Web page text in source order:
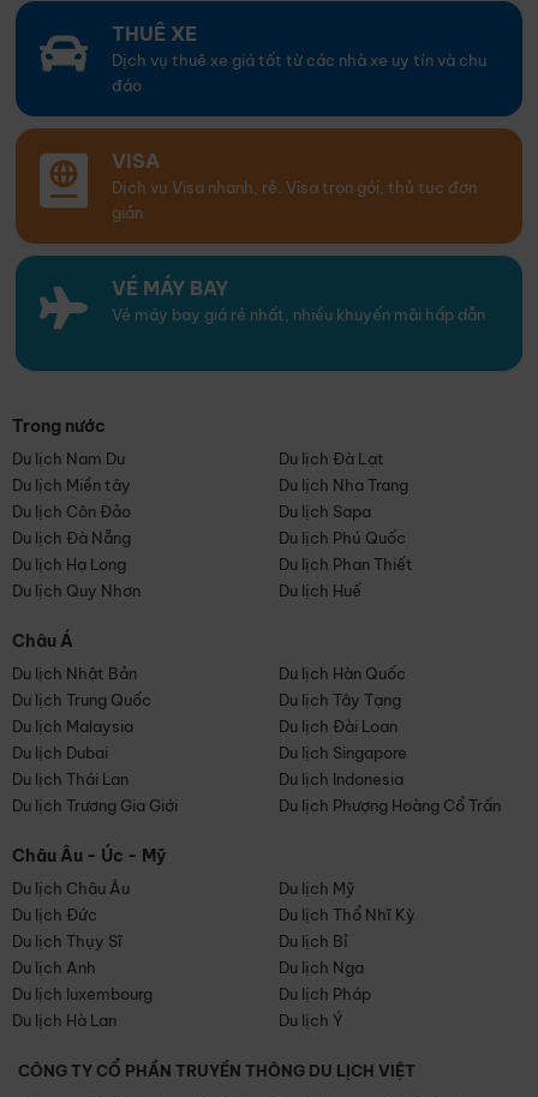
THUÊ XE
Dịch vụ thuê xe giá tốt từ các nhà xe uy tín và chu
đáo
VISA
Dịch vụ Visa nhanh, rẻ. Visa trọn gói, thủ tục đơn
giản
VÉ MÁY BAY
Vé máy bay giá rẻ nhất, nhiều khuyến mãi hấp dẫn
Trong nước
Du lịch Nam Du
Du lịch Đà Lạt
Du lịch Miền tây
Du lịch Nha Trang
Du lịch Côn Đảo
Du lịch Sapa
Du lịch Đà Nẵng
Du lịch Phú Quốc
Du lịch Hạ Long
Du lịch Phan Thiết
Du lịch Quy Nhơn
Du lịch Huế
Châu Á
Du lịch Nhật Bản
Du lịch Hàn Quốc
Du lịch Trung Quốc
Du lịch Tây Tạng
Du lịch Malaysia
Du lịch Đài Loan
Du lịch Dubai
Du lịch Singapore
Du lịch Thái Lan
Du lịch Indonesia
Du lịch Trương Gia Giới
Du lịch Phượng Hoàng Cổ Trấn
Châu Âu - Úc - Mỹ
Du lịch Châu Âu
Du lịch Mỹ
Du lịch Đức
Du lịch Thổ Nhĩ Kỳ
Du lịch Thụy Sĩ
Du lịch Bỉ
Du lịch Anh
Du lịch Nga
Du lịch luxembourg
Du lịch Pháp
Du lịch Hà Lan
Du lịch Ý
CÔNG TY CỔ PHẦN TRUYỀN THÔNG DU LỊCH VIỆT